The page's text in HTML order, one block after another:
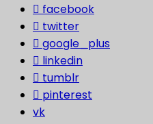
facebook
twitter
google_plus
linkedin
tumblr
pinterest
vk